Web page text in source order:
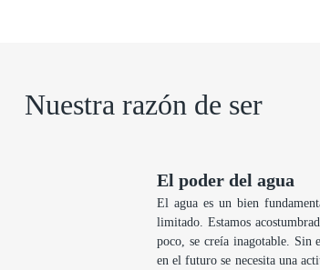
Nuestra razón de ser
El poder del agua
El agua es un bien
limitado. Estamos
poco, se creía inagotable. Sin
en el futuro se necesita una